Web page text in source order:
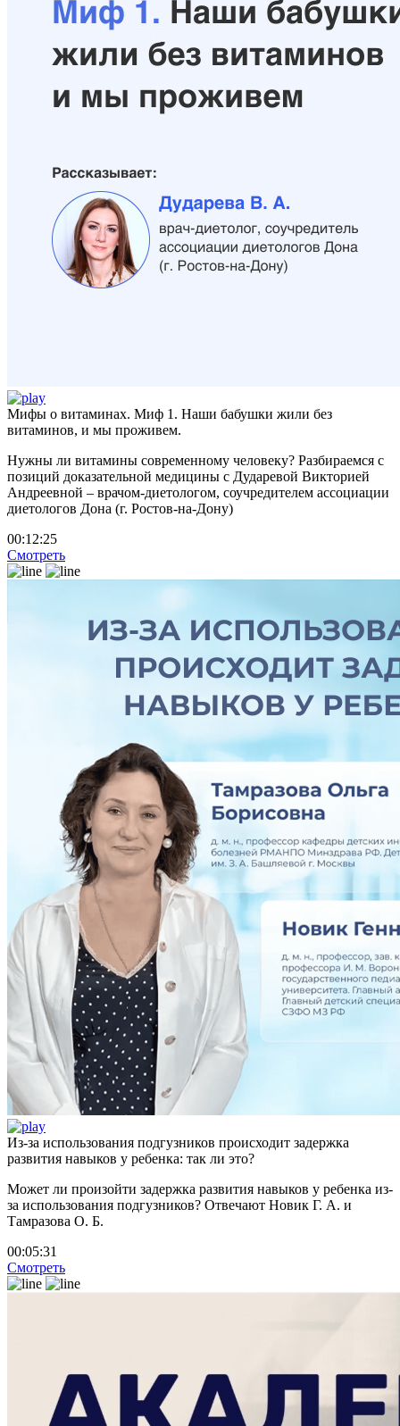
Мифы о витаминах. Миф 1. Наши бабушки жили без
витаминов, и мы проживем.
Нужны ли витамины современному человеку? Разбираемся с
позиций доказательной медицины с Дударевой Викторией
Андреевной – врачом-диетологом, соучредителем ассоциации
диетологов Дона (г. Ростов-на-Дону)
00:12:25
Смотреть
Из-за использования подгузников происходит задержка
развития навыков у ребенка: так ли это?
Может ли произойти задержка развития навыков у ребенка из-
за использования подгузников? Отвечают Новик Г. А. и
Тамразова О. Б.
00:05:31
Смотреть